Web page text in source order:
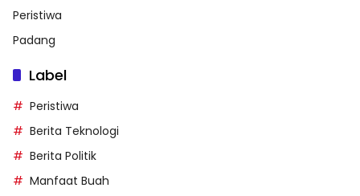
Peristiwa
Padang
Label
Peristiwa
Berita Teknologi
Berita Politik
Manfaat Buah